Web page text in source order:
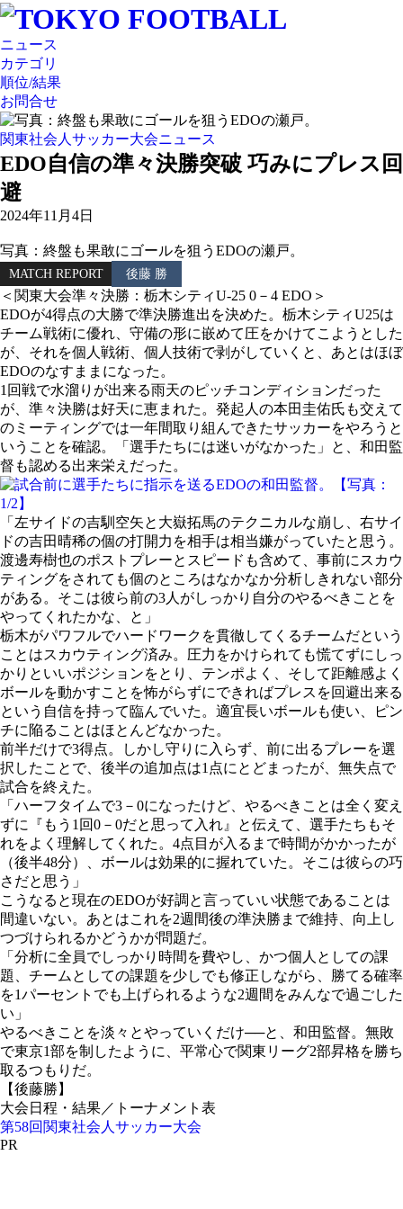
ニュース
カテゴリ
順位/結果
お問合せ
関東社会人サッカー大会ニュース
EDO自信の準々決勝突破 巧みにプレス回
避
2024年11月4日
写真：終盤も果敢にゴールを狙うEDOの瀬戸。
MATCH REPORT 後藤 勝
＜関東大会準々決勝：栃木シティU-25 0－4 EDO＞
EDOが4得点の大勝で準決勝進出を決めた。栃木シティU25は
チーム戦術に優れ、守備の形に嵌めて圧をかけてこようとした
が、それを個人戦術、個人技術で剥がしていくと、あとはほぼ
EDOのなすままになった。
1回戦で水溜りが出来る雨天のピッチコンディションだった
が、準々決勝は好天に恵まれた。発起人の本田圭佑氏も交えて
のミーティングでは一年間取り組んできたサッカーをやろうと
いうことを確認。「選手たちには迷いがなかった」と、和田監
督も認める出来栄えだった。
「左サイドの吉馴空矢と大嶽拓馬のテクニカルな崩し、右サイ
ドの吉田晴稀の個の打開力を相手は相当嫌がっていたと思う。
渡邊寿樹也のポストプレーとスピードも含めて、事前にスカウ
ティングをされても個のところはなかなか分析しきれない部分
がある。そこは彼ら前の3人がしっかり自分のやるべきことを
やってくれたかな、と」
栃木がパワフルでハードワークを貫徹してくるチームだという
ことはスカウティング済み。圧力をかけられても慌てずにしっ
かりといいポジションをとり、テンポよく、そして距離感よく
ボールを動かすことを怖がらずにできればプレスを回避出来る
という自信を持って臨んでいた。適宜長いボールも使い、ピン
チに陥ることはほとんどなかった。
前半だけで3得点。しかし守りに入らず、前に出るプレーを選
択したことで、後半の追加点は1点にとどまったが、無失点で
試合を終えた。
「ハーフタイムで3－0になったけど、やるべきことは全く変え
ずに『もう1回0－0だと思って入れ』と伝えて、選手たちもそ
れをよく理解してくれた。4点目が入るまで時間がかかったが
（後半48分）、ボールは効果的に握れていた。そこは彼らの巧
さだと思う」
こうなると現在のEDOが好調と言っていい状態であることは
間違いない。あとはこれを2週間後の準決勝まで維持、向上し
つづけられるかどうかが問題だ。
「分析に全員でしっかり時間を費やし、かつ個人としての課
題、チームとしての課題を少しでも修正しながら、勝てる確率
を1パーセントでも上げられるような2週間をみんなで過ごした
い」
やるべきことを淡々とやっていくだけ──と、和田監督。無敗
で東京1部を制したように、平常心で関東リーグ2部昇格を勝ち
取るつもりだ。
【後藤勝】
大会日程・結果／トーナメント表
第58回関東社会人サッカー大会
PR